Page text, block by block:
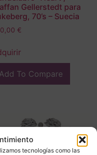
tecnologías como las
Gellerstedt para
70’s – Suecia
€
Add To Compare